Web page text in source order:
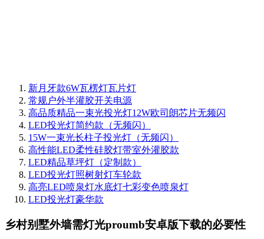
新月牙款6W瓦楞灯瓦片灯
常规户外半灌胶开关电源
高品质精品一束光投光灯12W欧司朗芯片无频闪
LED投光灯简约款（无频闪）
15W一束光长柱子投光灯（无频闪）
高性能LED柔性硅胶灯带室外灌胶款
LED精品草坪灯（定制款）
LED投光灯照树射灯车轮款
高亮LED喷泉灯水底灯七彩变色喷泉灯
LED投光灯豪华款
乡村别墅外墙需灯光proumb安卓版下载的必要性